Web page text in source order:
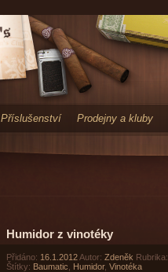
Příslušenství Prodejny a kluby
Humidor z vinotéky
Přidáno: 16.1.2012Autor: Zdeněk Rubrika:
Štítky: Baumatic Humidor, Vinotéka